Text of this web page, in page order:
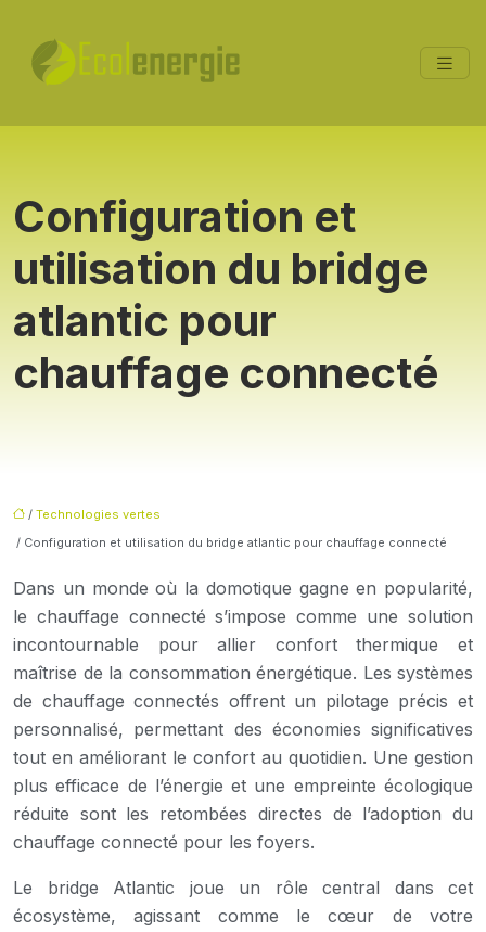
Configuration et
utilisation du bridge
atlantic pour
chauffage connecté
/ Technologies vertes
/ Configuration et utilisation du bridge atlantic pour chauffage connecté
Dans un monde où la domotique gagne en popularité,
le chauffage connecté s’impose comme une solution
incontournable pour allier confort thermique et
maîtrise de la consommation énergétique. Les systèmes
de chauffage connectés offrent un pilotage précis et
personnalisé, permettant des économies significatives
tout en améliorant le confort au quotidien. Une gestion
plus efficace de l’énergie et une empreinte écologique
réduite sont les retombées directes de l’adoption du
chauffage connecté pour les foyers.
Le bridge Atlantic joue un rôle central dans cet
écosystème, agissant comme le cœur de votre